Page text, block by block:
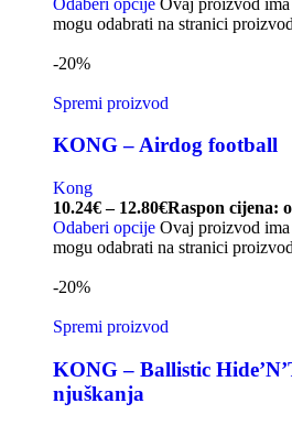
mogu odabrati na stranici
-20%
Spremi proizvod
KONG – Airdog football
Kong
10.24€ – 12.80€Raspon cijena:
Odaberi opcije Ovaj proizvod
mogu odabrati na stranici
-20%
Spremi proizvod
KONG – Ballistic
njuškanja